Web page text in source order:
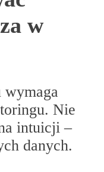
w
Nie
intuicji –
danych.